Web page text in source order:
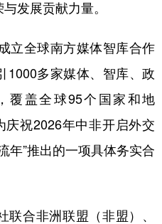
发展贡献力量。
全球南方媒体智库合作
1000多家媒体、智库、政
覆盖全球95个国家和地
庆祝2026年中非开启外交
年”推出的一项具体务实合
合非洲联盟（非盟）、